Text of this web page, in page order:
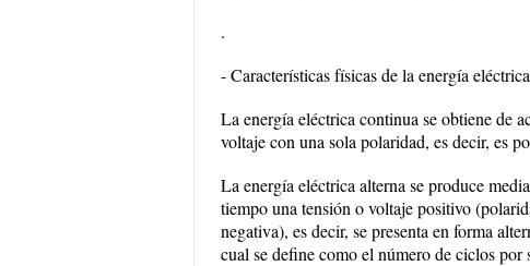
.
- Características físicas de la energía
La energía eléctrica continua se obtiene de
voltaje con una sola polaridad, es decir, es
La energía eléctrica alterna se produce
tiempo una tensión o voltaje positivo
negativa), es decir, se presenta en forma
cual se define como el número de ciclos por